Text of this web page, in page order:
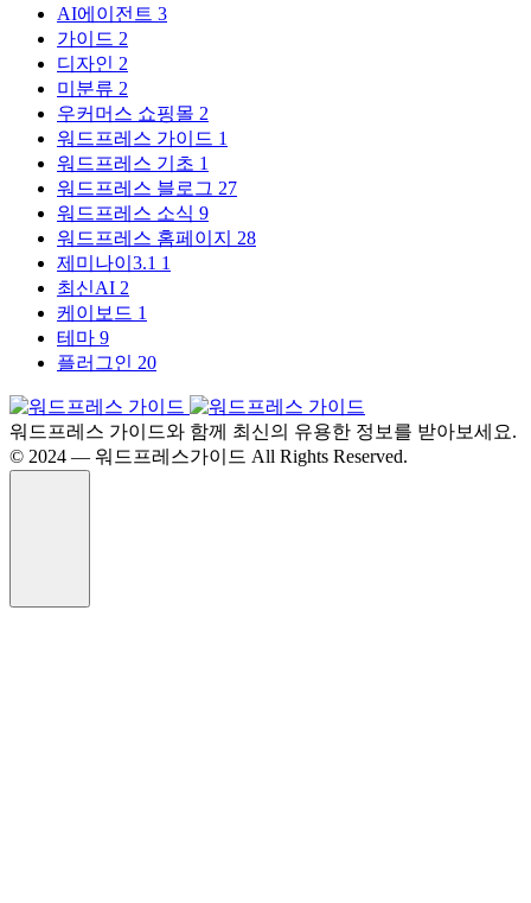
AI에이전트 3
가이드 2
디자인 2
미분류 2
우커머스 쇼핑몰 2
워드프레스 가이드 1
워드프레스 기초 1
워드프레스 블로그 27
워드프레스 소식 9
워드프레스 홈페이지 28
제미나이3.1 1
최신AI 2
케이보드 1
테마 9
플러그인 20
워드프레스 가이드와 함께 최신의 유용한 정보를 받아보세요.
©️ 2024 — 워드프레스가이드 All Rights Reserved.